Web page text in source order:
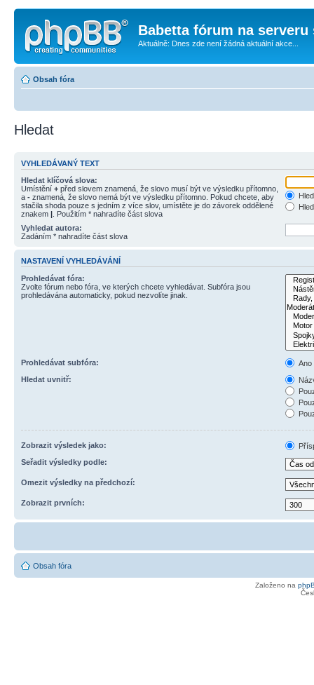
Babetta fórum na serveru
Aktuálně: Dnes zde není žádná aktuální akce...
Obsah fóra
Hledat
VYHLEDÁVANÝ TEXT
Hledat klíčová slova:
Umístění + před slovem znamená, že slovo musí být ve výsledku přítomno,
a - znamená, že slovo nemá být ve výsledku přítomno. Pokud chcete, aby
stačila shoda pouze s jedním z více slov, umístěte je do závorek oddělené
znakem | . Použitím * nahradíte část slova
Vyhledat autora:
Zadáním * nahradíte část slova
NASTAVENÍ VYHLEDÁVÁNÍ
Prohledávat fóra:
Zvolte fórum nebo fóra, ve kterých chcete vyhledávat. Subfóra jsou
prohledávána automaticky, pokud nezvolíte jinak.
Prohledávat subfóra:
Ano
Hledat uvnitř:
Zobrazit výsledek jako:
Seřadit výsledky podle:
Omezit výsledky na předchozí:
Zobrazit prvních:
Obsah fóra
Založeno na